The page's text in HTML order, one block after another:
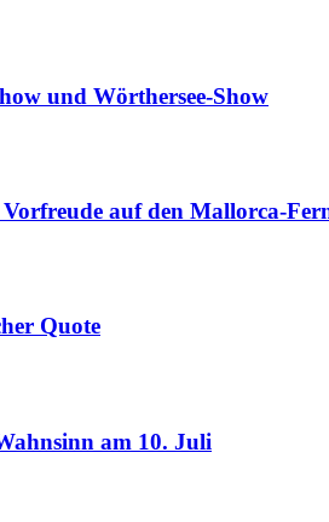
und Wörthersee-Show
auf den Mallorca-
Quote
am 10. Juli